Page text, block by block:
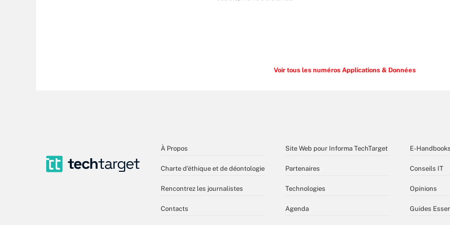
Voir tous les numéros Applications & Données
À Propos
Charte d’éthique et de déontologie
Rencontrez les journalistes
Contacts
Site Web pour Informa TechTarget
Partenaires
Technologies
Agenda
E-Handbooks
Conseils IT
Opinions
Guides